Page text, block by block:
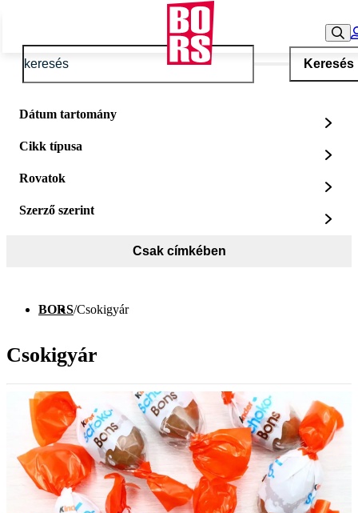
Keresés
Dátum tartomány
Cikk típusa
Rovatok
Szerző szerint
Csak címkében
BORS/Csokigyár
Csokigyár